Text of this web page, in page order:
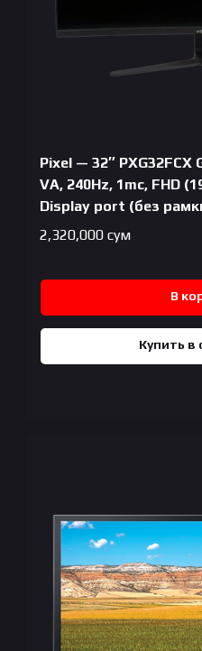
Pixel — 32″
VA, 240Hz, 1mc, FHD
Display port (без
2,320,000 сум
В
Купить в